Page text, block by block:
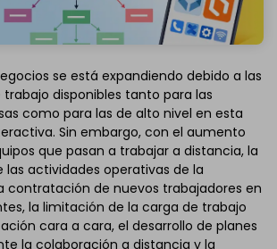
se está expandiendo debido a las
disponibles tanto para las
como para las de alto nivel en esta
Sin embargo, con el aumento
que pasan a trabajar a distancia, la
actividades operativas de la
contratación de nuevos trabajadores en
la limitación de la carga de trabajo
cara a cara, el desarrollo de planes
la colaboración a distancia y la